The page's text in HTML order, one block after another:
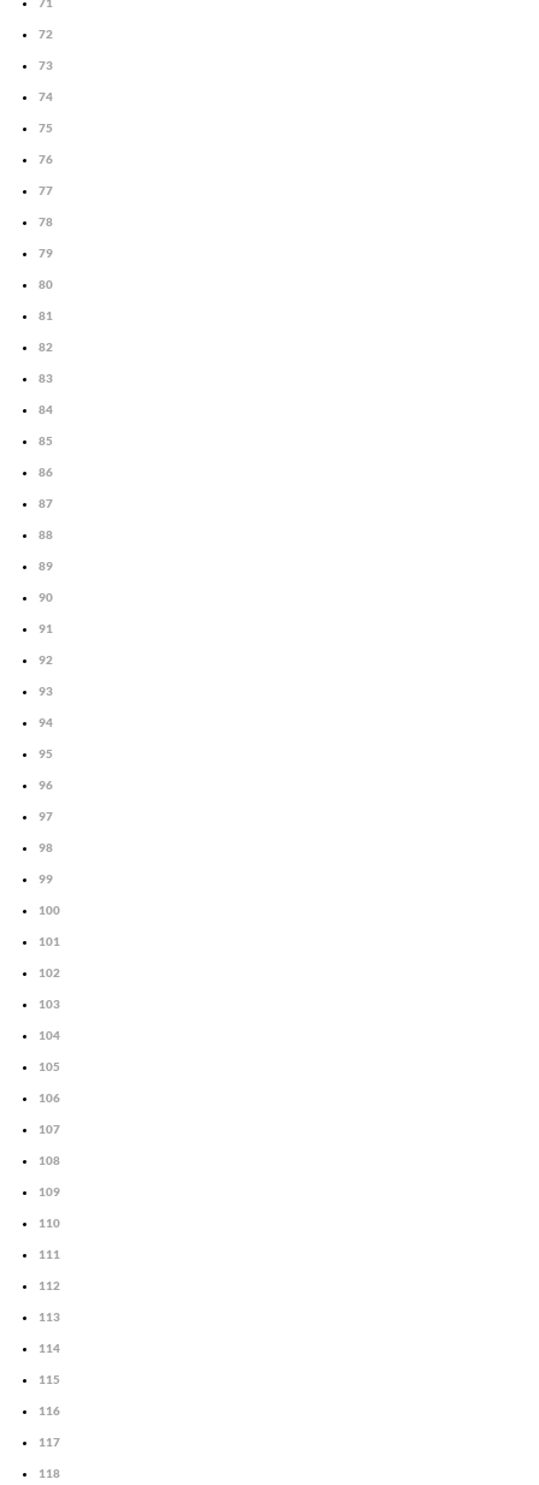
71
72
73
74
75
76
77
78
79
80
81
82
83
84
85
86
87
88
89
90
91
92
93
94
95
96
97
98
99
100
101
102
103
104
105
106
107
108
109
110
111
112
113
114
115
116
117
118